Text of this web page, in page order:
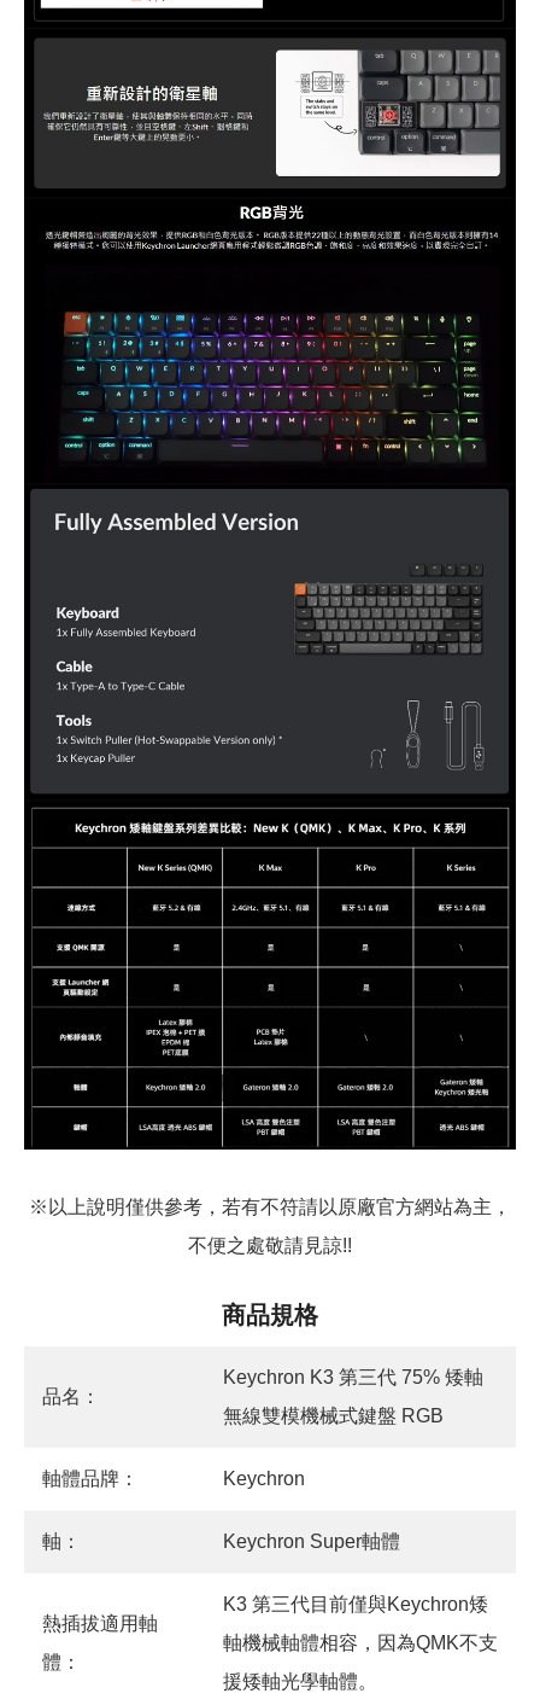
※以上說明僅供參考，若有不符請以原廠官方網站為主，
不便之處敬請見諒!!
商品規格
品名：
Keychron K3 第三代 75% 矮軸
無線雙模機械式鍵盤 RGB
軸體品牌： Keychron
軸： Keychron Super軸體
熱插拔適用軸
體：
K3 第三代目前僅與Keychron矮
軸機械軸體相容，因為QMK不支
援矮軸光學軸體。